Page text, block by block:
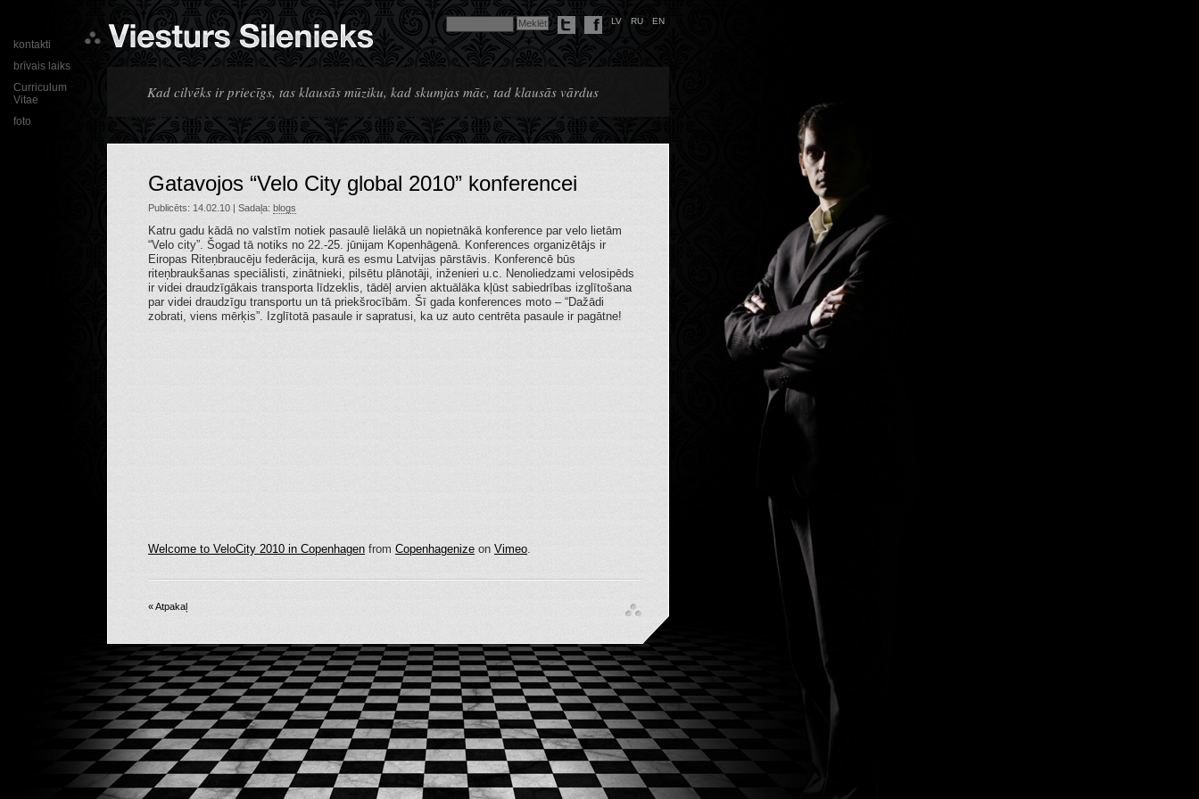
LV RU EN
Kad cilvēks ir priecīgs, tas klausās mūziku, kad skumjas māc, tad klausās vārdus
kontakti
brīvais laiks
Curriculum
Vitae
foto
Gatavojos “Velo City global 2010” konferencei
Publicēts: 14.02.10 | Sadaļa: blogs
Katru gadu kādā no valstīm notiek pasaulē lielākā un nopietnākā konference par velo lietām
“Velo city”. Šogad tā notiks no 22.-25. jūnijam Kopenhāgenā. Konferences organizētājs ir
Eiropas Riteņbraucēju federācija, kurā es esmu Latvijas pārstāvis. Konferencē būs
riteņbraukšanas speciālisti, zinātnieki, pilsētu plānotāji, inženieri u.c. Nenoliedzami velosipēds
ir videi draudzīgākais transporta līdzeklis, tādēļ arvien aktuālāka kļūst sabiedrības izglītošana
par videi draudzīgu transportu un tā priekšrocībām. Šī gada konferences moto – “Dažādi
zobrati, viens mērķis”. Izglītotā pasaule ir sapratusi, ka uz auto centrēta pasaule ir pagātne!
Welcome to VeloCity 2010 in Copenhagen from Copenhagenize on Vimeo.
« Atpakaļ